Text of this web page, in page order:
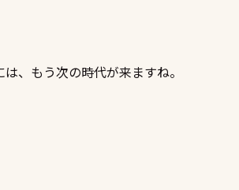
、もう次の時代が来ますね。